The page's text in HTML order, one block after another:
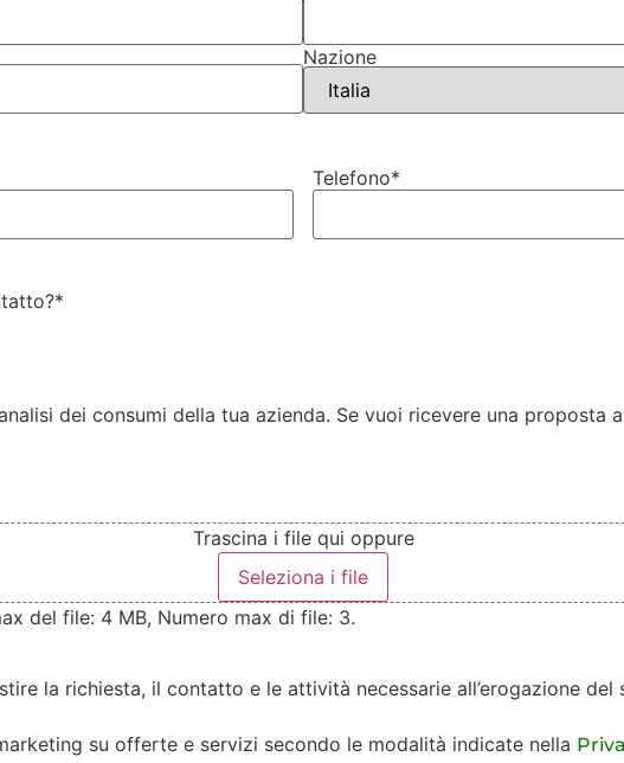
Nazione
Telefono*
*
dei consumi della tua azienda. Se vuoi ricevere una proposta
Trascina i file qui oppure
Seleziona i file
del file: 4 MB, Numero max di file: 3.
la richiesta, il contatto e le attività necessarie all’erogazione
su offerte e servizi secondo le modalità indicate nella